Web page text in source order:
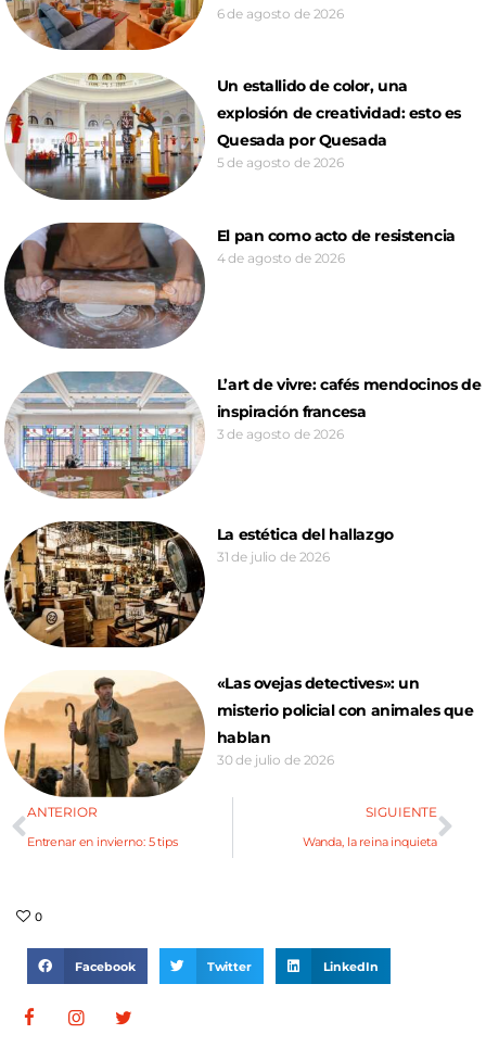
6 de agosto de 2026
Un estallido de color, una
explosión de creatividad: esto es
Quesada por Quesada
5 de agosto de 2026
El pan como acto de resistencia
4 de agosto de 2026
L’art de vivre: cafés mendocinos de
inspiración francesa
3 de agosto de 2026
La estética del hallazgo
31 de julio de 2026
«Las ovejas detectives»: un
misterio policial con animales que
hablan
30 de julio de 2026
ANTERIOR
Entrenar en invierno: 5 tips
SIGUIENTE
Wanda, la reina inquieta
0
Facebook Twitter LinkedIn